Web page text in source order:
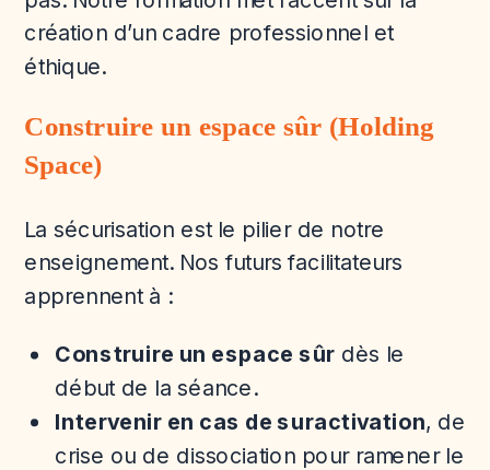
création d’un cadre professionnel et
éthique.
Construire un espace sûr (Holding
Space)
La sécurisation est le pilier de notre
enseignement. Nos futurs facilitateurs
apprennent à :
Construire un espace sûr dès le
début de la séance.
Intervenir en cas de suractivation, de
crise ou de dissociation pour ramener le